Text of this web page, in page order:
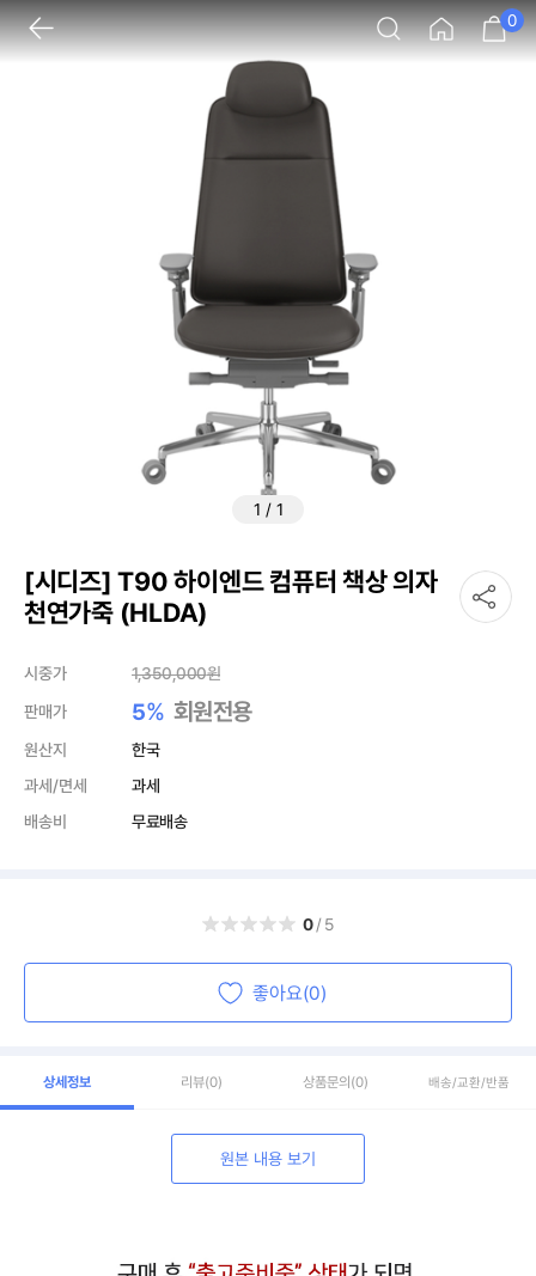
0
1 / 1
[시디즈] T90 하이엔드 컴퓨터 책상 의자
천연가죽 (HLDA)
시중가 1,350,000원
판매가
5% 회원전용
원산지
한국
과세/면세
과세
배송비
무료배송
0/5
좋아요(0)
상세정보 리뷰(0) 상품문의 (0) 배송/교환/반품
원본 내용 보기